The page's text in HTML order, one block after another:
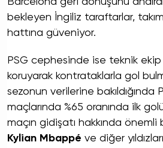
bekleyen İngiliz taraftarlar,
hattına güveniyor.
PSG cephesinde ise teknik ekip
koruyarak kontrataklarla gol
sezonun verilerine bakıldığında
maçlarında %65 oranında ilk
maçın gidişatı hakkında önemli
Kylian Mbappé ve diğer